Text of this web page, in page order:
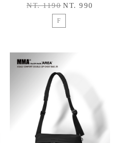
NT. 1190 NT. 990
F